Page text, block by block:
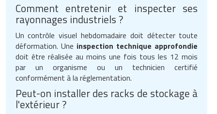
Comment entretenir et inspecter ses
rayonnages industriels ?
Un contrôle visuel hebdomadaire doit détecter toute
déformation. Une inspection technique approfondie
doit être réalisée au moins une fois tous les 12 mois
par un organisme ou un technicien certifié
conformément à la réglementation.
Peut-on installer des racks de stockage à
l'extérieur ?